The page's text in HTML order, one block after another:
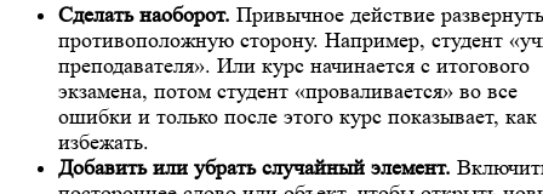
Сделать наоборот. Привычное действие
противоположную сторону. Например, студент
преподавателя». Или курс начинается с итогового
экзамена, потом студент «проваливается» во все
ошибки и только после этого курс показывает,
избежать.
Добавить или убрать случайный элемент.